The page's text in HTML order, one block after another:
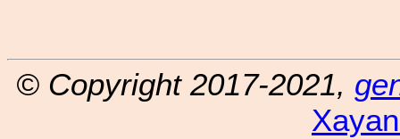
© Copyright 2017-2021,